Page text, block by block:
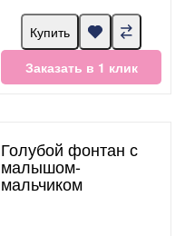
Купить
Заказать в 1 клик
Голубой фонтан с
малышом-
мальчиком